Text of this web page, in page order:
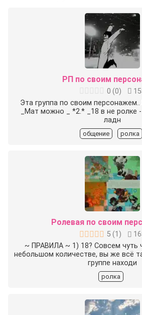
РП по своим
0 (0)
Эта группа по своим
_Мат можно _ *2.* _18 в не ролке
ладн
общение ролка
Ролевая по своим
5 (1 )
~ ПРАВИЛА ~ 1) 18? Совсем чуть
небольшом количестве, вы же всё
группе находи
ролка